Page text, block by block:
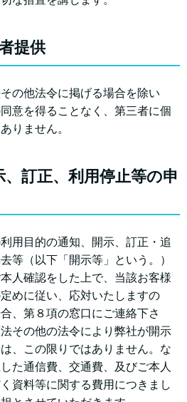
提供
の他法令に掲げる場合を除い
意を得ることなく、第三者に個
りません。
、訂正、利用停止等の申
用目的の通知、開示、訂正・追
等（以下「開示等」という。）
人確認をした上で、当該お客様
めに従い、応対いたしますの
、第８項の窓口にご連絡下さ
その他の法令により弊社が開示
、この限りではありません。な
た通信費、交通費、及びご本人
資料等に関する費用につきまし